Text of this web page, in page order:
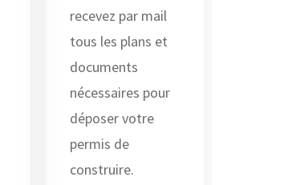
recevez par mail
tous les plans et
documents
nécessaires pour
déposer votre
permis de
construire.